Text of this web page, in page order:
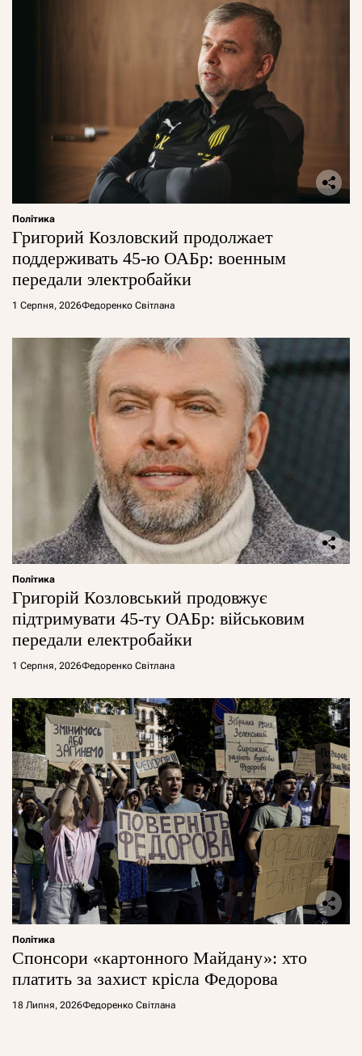
Політика
Григорий Козловский продолжает
поддерживать 45-ю ОАБр: военным
передали электробайки
1 Серпня, 2026Федоренко Світлана
Політика
Григорій Козловський продовжує
підтримувати 45-ту ОАБр: військовим
передали електробайки
1 Серпня, 2026Федоренко Світлана
Політика
Спонсори «картонного Майдану»: хто
платить за захист крісла Федорова
18 Липня, 2026Федоренко Світлана